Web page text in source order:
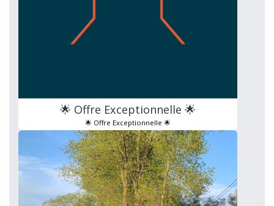
🌟 Offre Exceptionnelle 🌟
🌟 Offre Exceptionnelle 🌟